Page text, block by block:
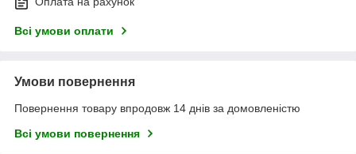
Всі умови оплати
Умови повернення
Повернення товару впродовж 14 днів за домовленістю
Всі умови повернення